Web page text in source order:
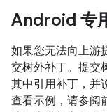
Android 专
如果您无法向上游
交树外补丁。提交
其中引用补丁，并
查看示例，请参阅